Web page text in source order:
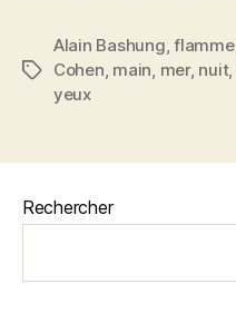
Étiquettes
Alain Bashung ,flamme,
Cohen main mer, nuit,
yeux
Rechercher